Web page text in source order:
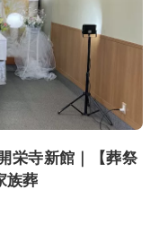
栄寺新館｜【葬祭
族葬